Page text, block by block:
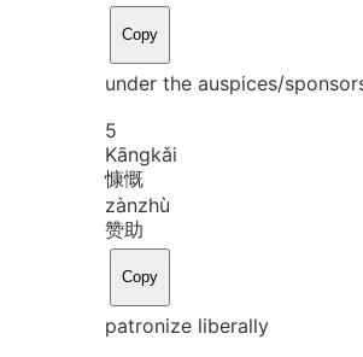
Copy
under the auspices/
5
Kāngkǎi
慷慨
zànzhù
赞助
Copy
patronize liberally